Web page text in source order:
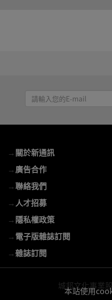
請
輸
E-
mail
→關於新通訊
→廣告合作
→聯絡我們
→人才招募
→隱私權政策
→電子版雜誌訂閱
→雜誌訂閱
城邦文化事業
本站使用